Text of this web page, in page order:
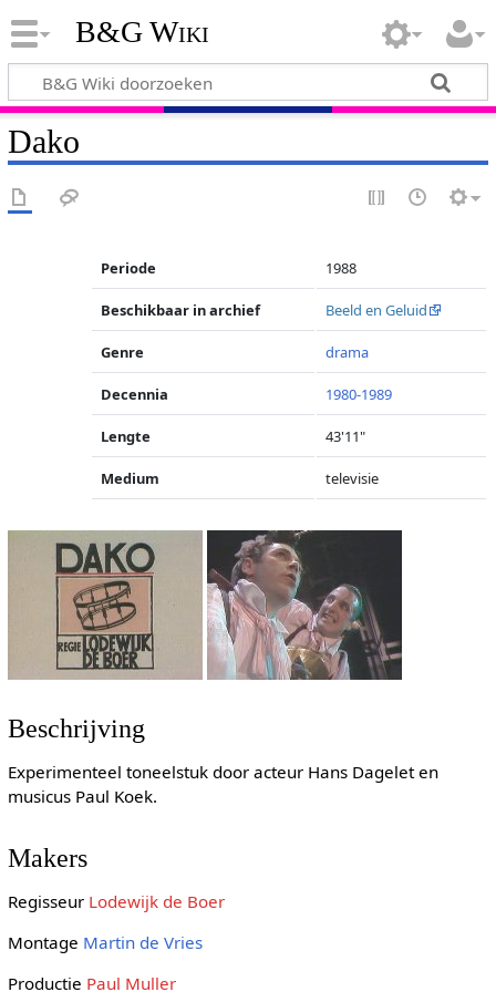
B&G Wiki
Dako
Periode 1988
Beschikbaar in archief Beeld en Geluid
Genre drama
Decennia 1980-1989
Lengte 43'11"
Medium televisie
Beschrijving
Experimenteel toneelstuk door acteur Hans Dagelet en
musicus Paul Koek.
Makers
Regisseur Lodewijk de Boer
Montage Martin de Vries
Productie Paul Muller